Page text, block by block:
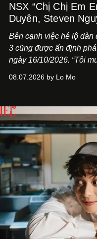
NSX “Chị Chị Em
Duyên, Steven
Bên cạnh việc hé lộ dàn
3 cũng được ấn định
ngày 16/10/2026. “Tôi
Việt Nam”, NSX Will Vũ
08.07.2026 by Lo Mo